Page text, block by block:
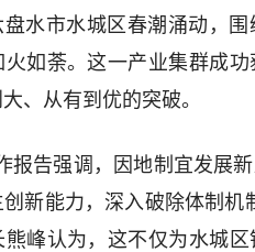
盘水市水城区春潮涌动，
如荼。这一产业集群成
、从有到优的突破。
报告强调，因地制宜发展
新能力，深入破除体制机
峰认为，这不仅为水城